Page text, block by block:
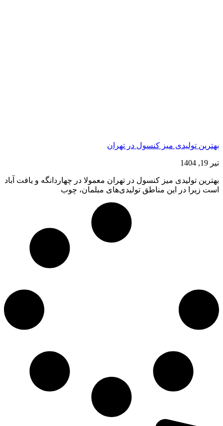
بهترین تولیدی میز کنسول در تهران
تیر 19, 1404
بهترین تولیدی میز کنسول در تهران معمولا در چهاردانگه و یافت آباد
است زیرا در این مناطق تولیدی‌های مبلمان، چوب